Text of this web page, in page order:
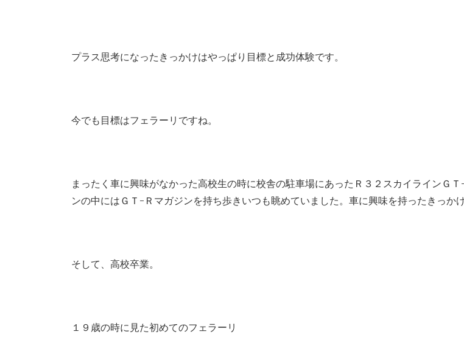
プラス思考になったきっかけはやっぱり目標と成功体験です。
今でも目標はフェラーリですね。
まったく車に興味がなかった高校生の時に校舎の駐車場にあったＲ３２スカイラインＧ
ンの中にはＧＴ-Ｒマガジンを持ち歩きいつも眺めていました。車に興味を持ったきっかけ
そして、高校卒業。
１９歳の時に見た初めてのフェラーリ